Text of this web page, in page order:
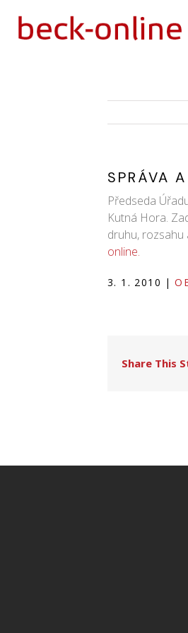
SPRÁVA
Předseda
Kutná Hora.
druhu, rozsahu
online.
3. 1. 2010 |
Share This